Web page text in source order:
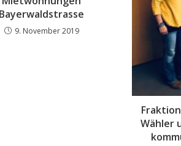
Bayerwaldstrasse
9. November 2019
Wähler